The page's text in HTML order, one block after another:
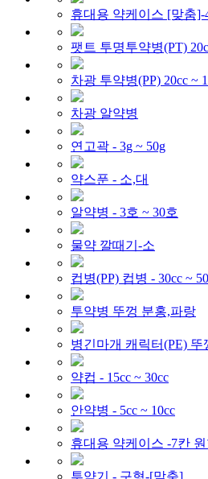
휴대용 약케이스 [맞춤]-
팻트 투명투약병(PT)
차광 투약병(PP) 20cc ~
차광 알약병
연고곽 - 3g ~ 50g
약스푼 - 소,대
알약병 - 3호 ~ 30호
물약 깔때기-소
컵병(PP) 컵병 - 30cc ~
투약병 뚜껑 분홍,파랑
병긴마개 캐릭터(PE) 뚜
약컵 - 15cc ~ 30cc
안약병 - 5cc ~ 10cc
휴대용 약케이스 -7칸
투약기 - 구형-[맞춤]